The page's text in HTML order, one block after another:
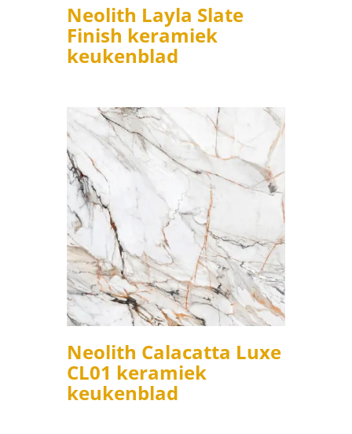
Neolith Layla Slate
Finish keramiek
keukenblad
Neolith Calacatta Luxe
CL01 keramiek
keukenblad